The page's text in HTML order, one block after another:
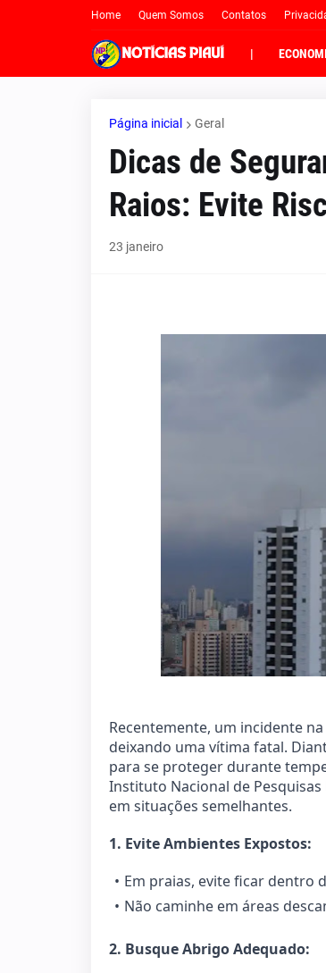
Home Quem Somos Contatos
|
Página inicial Geral
Dicas de
Raios: Evite
23 janeiro
Recentemente, um incidente
deixando uma vítima fatal.
para se proteger durante
Instituto Nacional de
em situações semelhantes.
1. Evite Ambientes Expostos:
Em praias, evite ficar dentro
Não caminhe em áreas
2. Busque Abrigo Adequado: